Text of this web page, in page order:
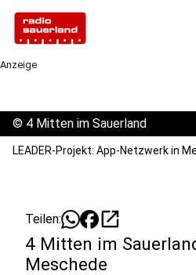
Anzeige
© 4 Mitten im Sauerland
LEADER-Projekt: App-Netzwerk in
Teilen: open_in_new
4 Mitten im
Meschede